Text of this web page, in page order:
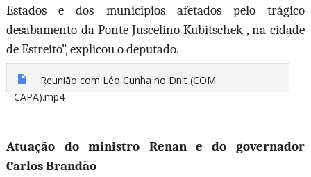
Estados e dos municípios afetados pelo trágico
desabamento da Ponte Juscelino Kubitschek, na cidade
de Estreito”, explicou o deputado.
Reunião com Léo Cunha no Dnit (COM
CAPA).mp4
Atuação do ministro Renan e do governador
Carlos Brandão